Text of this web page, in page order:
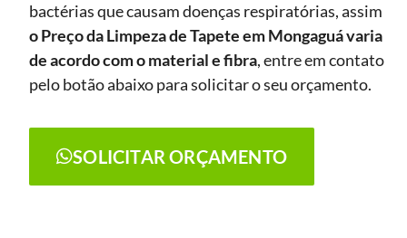
bactérias que causam doenças respiratórias, assim
o Preço da Limpeza de Tapeteem Mongaguávaria
de acordo com o material e fibra, entre em contato
pelo botão abaixo para solicitar o seu orçamento.
SOLICITAR ORÇAMENTO